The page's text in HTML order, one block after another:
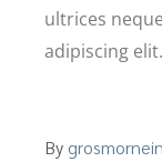
ultrices
adipiscing elit.
By